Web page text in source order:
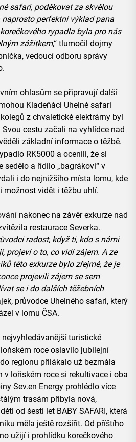
safari, poděkovat za skvělou
perfektní výklad pana
rypadla byla pro nás
zážitkem,“ tlumočil dojmy
vedoucí odboru správy
ohlasům se připravují další
Kladeňáci Uhelné safari
z chvaletické elektrárny byl
cestu začali na vyhlídce nad
základní informace o těžbě.
RK5000 a ocenili, že si
sedělo a řídilo „bagrákovi“ v
i do nejnižšího místa lomu, kde
možnost vidět i těžbu uhlí.
nakonec na závěr exkurze nad
restaurace Severka.
radost, když ti, kdo s námi
projeví o to, co vidí zájem. A ze
této exkurze bylo zřejmé, že je
projevili zájem se sem
se i do dalších těžebních
průvodce Uhelného safari, který
v lomu ČSA.
turistické
roce oslavilo jubilejní
regionu přilákalo už bezmála
v loňském roce si rekultivace i oba
Sev.en Energy prohlédlo více
trasám přibyla nová,
od šesti let BABY SAFARI, která
měla ještě rozšířit. Od příštího
užijí i prohlídku korečkového